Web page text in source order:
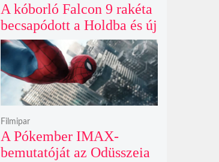
A kóborló Falcon 9 rakéta
becsapódott a Holdba és új
krátert hagyott maga után
A Pókember IMAX-
bemutatóját az Odüsszeia
Filmipar